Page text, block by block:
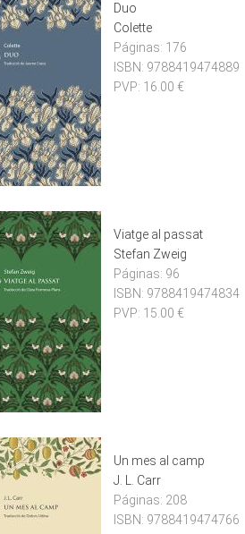
Duo
Colette
Páginas: 176
ISBN: 9788419474889
PVP: 16.00 €
Viatge al passat
Stefan Zweig
Páginas: 96
ISBN: 9788419474834
PVP: 15.00 €
Un mes al camp
J. L. Carr
Páginas: 208
ISBN: 9788419474766